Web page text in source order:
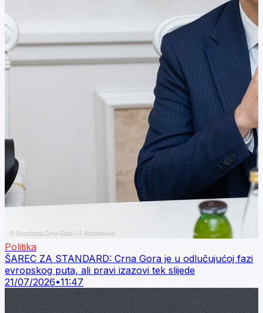
Politika
ŠAREC ZA STANDARD: Crna Gora je u odlučujućoj fazi
evropskog puta, ali pravi izazovi tek slijede
21/07/2026•11:47